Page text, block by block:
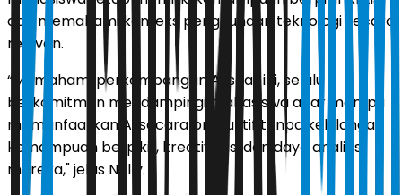
dan memahami konteks penggunaan teknologi secara
relevan.
“Memahami perkembangan AI saat ini, selalu
berkomitmen mendampingi mahasiswa agar mampu
memanfaatkan AI secara produktif tanpa kehilangan
kemampuan berpikir, kreativitas, dan daya analitis
mereka," jelas Nelly.